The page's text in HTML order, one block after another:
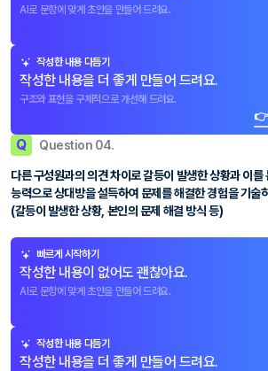
AI로 문항에 맞게 초안을 만들어 드려요.
작성한 내용 다듬기
작성한 내용을 더 좋게 만들어 드려요.
구조와 표현을 구체적으로 개선해 드려요.
👉
Q Question 04.
다른 구성원과의 의견 차이로 갈등이 발생한 상황과 이를
능력으로 상대방을 설득하여 문제를 해결한 경험을 기술
(갈등이 발생한 상황, 본인의 문제 해결 방식 등)
빠르게 시작하기
작성한 내용이 없어도 괜찮아요.
AI로 문항에 맞게 초안을 만들어 드려요.
작성한 내용 다듬기
작성한 내용을 더 좋게 만들어 드려요.